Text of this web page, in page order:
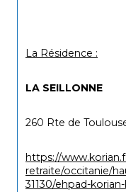
La Résidence :
LA SEILLONNE
260 Rte de
https://
retraite/occitanie/
31130/ehpad-